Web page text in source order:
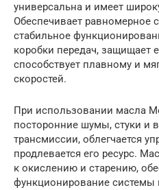
универсальна и имеет
Обеспечивает равномерное
стабильное
коробки передач, защищает
способствует плавному и
скоростей.
При использовании масла
посторонние шумы, стуки и
трансмиссии, облегчается
продлевается его ресурс.
к окислению и старению,
функционирование системы